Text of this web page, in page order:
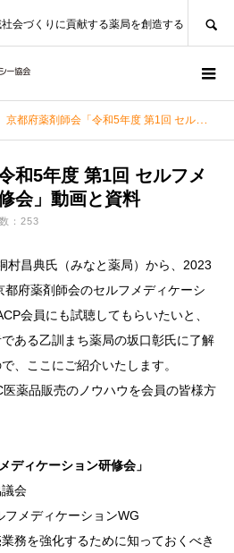
会づくりに貢献する薬局を創造する
京都府薬剤師会「令和5年度 第1回 セルフメディケーション研修会」動画と資料
和5年度 第1回 セルフメ
会」動画と資料
：253
村昌典氏（みなと薬局）から、 2023
都府薬剤師会のセルフ メディケーシ
P会員に も試聴してもらいたいと、
である乙訓まち薬局の坂口彰氏に了解
、こ こにご紹介いたし ます。
医薬品販売のノ ウハウを会員の皆様方
ディケーション研修会」
議会
フメディケーシ ョンWG
業務を強化するために知っておくべき